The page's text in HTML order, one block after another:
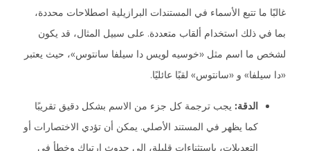
غالبًا ما تتبع الأسماء في المستندات البرازيلية اصطلاحات محددة،
بما في ذلك استخدام ألقاب متعددة. على سبيل المثال، قد يكون
لشخص ما اسم مثل «خوسيه لويس دا سيلفا سانتوس»، حيث يعتبر
«دا سيلفا» و «سانتوس» لقبًا عائليًا.
الدقة: يجب ترجمة كل جزء من الاسم بشكل دقيق تقريبًا
كما يظهر في المستند الأصلي. يمكن أن تؤدي الاختصارات أو
التعديلات، باستثناءات قليلة، إلى حدوث ارتباك وخطأ في